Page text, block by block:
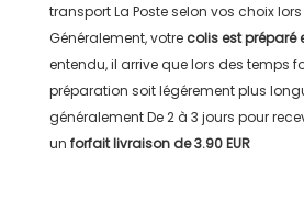
transportLa Posteselon vos choix
Généralement, votre colis est préparé
entendu, il arrive que lors des temps
préparation soit légérement plus
généralementDe 2 à 3 jours pour
un forfait livraison de3.90 EUR